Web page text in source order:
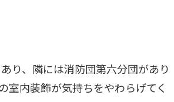
り、隣には消防団第六分団があり
室内装飾が気持ちをやわらげてく